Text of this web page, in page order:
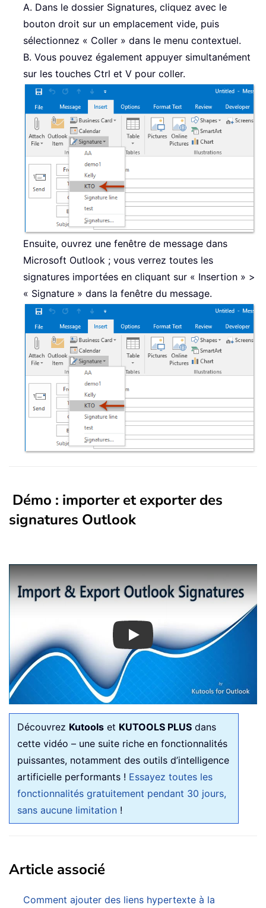
A. Dans le dossier Signatures, cliquez avec le
bouton droit sur un emplacement vide, puis
sélectionnez « Coller » dans le menu contextuel.
B. Vous pouvez également appuyer simultanément
sur les touches Ctrl et V pour coller.
Ensuite, ouvrez une fenêtre de message dans
Microsoft Outlook ; vous verrez toutes les
signatures importées en cliquant sur « Insertion » >
« Signature » dans la fenêtre du message.
Démo : importer et exporter des
signatures Outlook
Play
Découvrez Kutools et KUTOOLS PLUS dans
cette vidéo – une suite riche en fonctionnalités
puissantes, notamment des outils d’intelligence
artificielle performants ! Essayez toutes les
fonctionnalités gratuitement pendant 30 jours,
sans aucune limitation !
Article associé
Comment ajouter des liens hypertexte à la